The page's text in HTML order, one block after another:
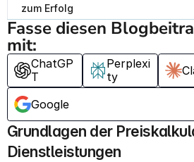
zum Erfolg
Fasse diesen
mit:
ChatGP
T
Perplexi
ty
Google
Grundlagen der
Dienstleistungen